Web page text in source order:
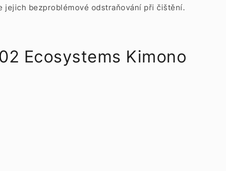
jejich bezproblémové odstraňování při čištění.
Ecosystems Kimono